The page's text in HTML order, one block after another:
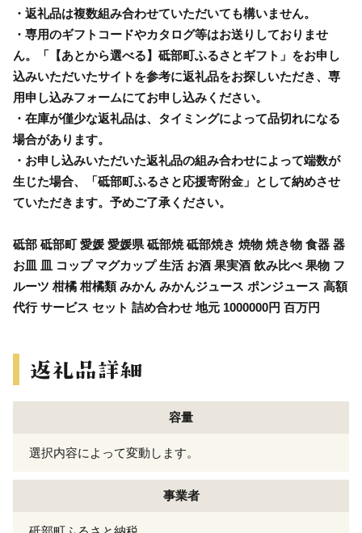
・返礼品は複数組み合わせていただいても構いません。
・専用のギフトコードやカタログ等はお送りしておりませ
ん。「【あとから選べる】砥部町ふるさとギフト」をお申し
込みいただいたサイトを参考に返礼品をお探しいただき、専
用申し込みフォームにてお申し込みください。
・在庫が僅少な返礼品は、タイミングによって品切れになる
場合があります。
・お申し込みいただいた返礼品の組み合わせによって端数が
生じた場合、「砥部町ふるさと応援寄附金」として納めさせ
ていただきます。予めご了承ください。
砥部 砥部町 愛媛 愛媛県 砥部焼 砥部焼き 焼物 焼き物 食器 器
お皿 皿 コップ マグカップ 生活 お酒 果実酒 飲み比べ 果物 フ
ルーツ 柑橘 柑橘類 みかん みかんジュース ポンジュース 高額
代行 サービス セット 詰め合わせ 地元 1000000円 百万円
容量
選択内容によって変動します。
事業者